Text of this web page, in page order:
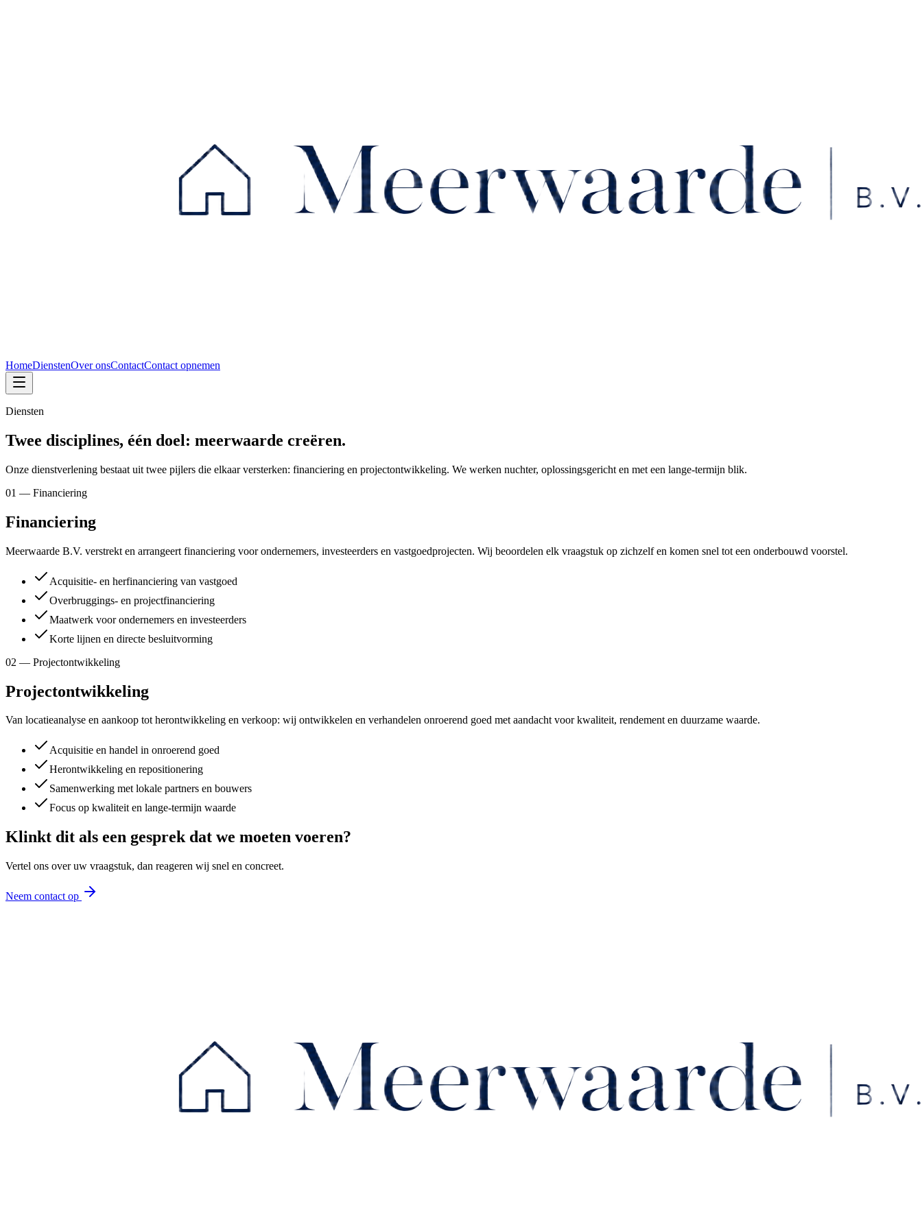
HomeDienstenOver onsContactContact opnemen
Diensten
Twee disciplines, één doel: meerwaarde creëren.
Onze dienstverlening bestaat uit twee pijlers die elkaar versterken: financiering en projectontwikkeling. We werken nuchter, oplossingsgericht en met een lange-termijn blik.
01 — Financiering
Financiering
Meerwaarde B.V. verstrekt en arrangeert financiering voor ondernemers, investeerders en vastgoedprojecten. Wij beoordelen elk vraagstuk op zichzelf en komen snel tot een onderbouwd voorstel.
Acquisitie- en herfinanciering van vastgoed
Overbruggings- en projectfinanciering
Maatwerk voor ondernemers en investeerders
Korte lijnen en directe besluitvorming
02 — Projectontwikkeling
Projectontwikkeling
Van locatieanalyse en aankoop tot herontwikkeling en verkoop: wij ontwikkelen en verhandelen onroerend goed met aandacht voor kwaliteit, rendement en duurzame waarde.
Acquisitie en handel in onroerend goed
Herontwikkeling en repositionering
Samenwerking met lokale partners en bouwers
Focus op kwaliteit en lange-termijn waarde
Klinkt dit als een gesprek dat we moeten voeren?
Vertel ons over uw vraagstuk, dan reageren wij snel en concreet.
Neem contact op